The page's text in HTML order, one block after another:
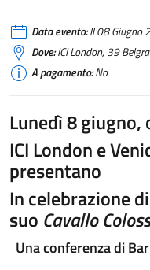
Data evento:Il 08 Giugno
Dove:ICI London, 39
A pagamento:No
Lunedì 8 giugno,
ICI London e
presentano
In celebrazione
suo Cavallo
Una conferenza di